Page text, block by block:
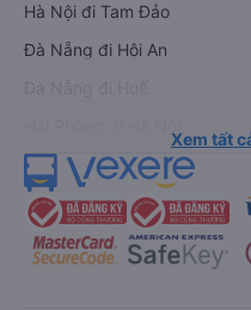
Hà Nội đi Tam Đảo
Đà Nẵng đi Hội An
Xem tất